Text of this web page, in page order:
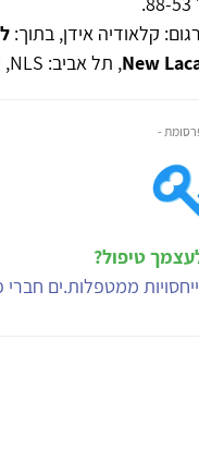
, תל אביב: NLS, יוני 2012, עמ׳ 11-5.
-
טיפול?
ממטפלות.ים חברי